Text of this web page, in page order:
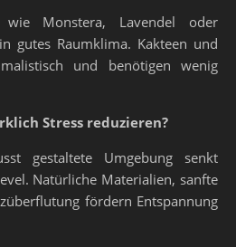
wie Monstera, Lavendel oder
gutes Raumklima. Kakteen und
und benötigen wenig
Stress reduzieren?
gestaltete Umgebung senkt
Natürliche Materialien, sanfte
fördern Entspannung